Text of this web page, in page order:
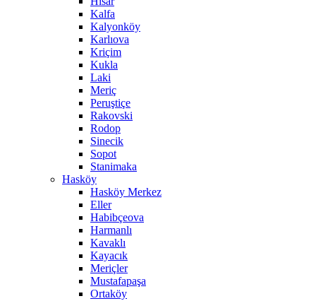
Kalfa
Kalyonköy
Karlıova
Kriçim
Kukla
Laki
Meriç
Peruştiçe
Rakovski
Rodop
Sinecik
Sopot
Stanimaka
Hasköy
Hasköy Merkez
Eller
Habibçeova
Harmanlı
Kavaklı
Kayacık
Meriçler
Mustafapaşa
Ortaköy